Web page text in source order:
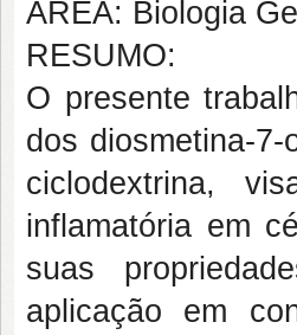
ÁREA: Biologia
RESUMO:
O presente
dos diosmetina-
ciclodextrina,
inflamatória em
suas
aplicação em